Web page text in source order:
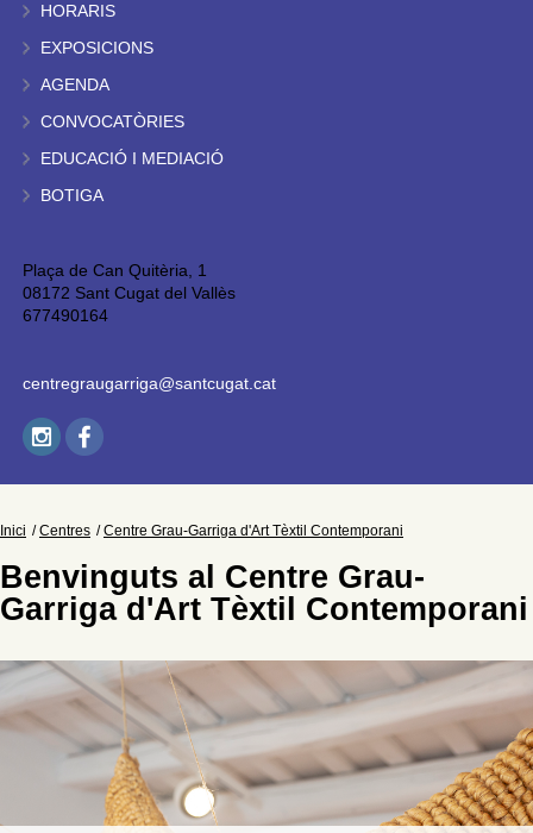
HORARIS
EXPOSICIONS
AGENDA
CONVOCATÒRIES
EDUCACIÓ I MEDIACIÓ
BOTIGA
Plaça de Can Quitèria, 1
08172 Sant Cugat del Vallès
677490164
centregraugarriga@santcugat.cat
Inici Centres Centre Grau-Garriga d'Art Tèxtil Contemporani
Benvinguts al Centre Grau-
Garriga d'Art Tèxtil Contemporani